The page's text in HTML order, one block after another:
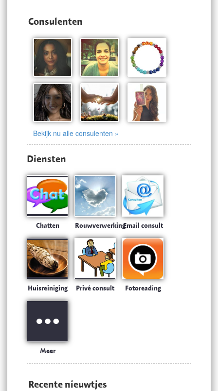
Consulenten
Bekijk nu alle consulenten »
Diensten
Chatten RouwverwerkingEmail consult
Huisreiniging Privé consult Fotoreading
Meer
Recente nieuwtjes